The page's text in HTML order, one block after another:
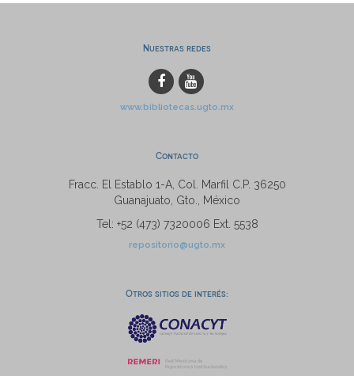
Nuestras redes
www.bibliotecas.ugto.mx
Contacto
Fracc. El Establo 1-A, Col. Marfil C.P. 36250
Guanajuato, Gto., México
Tel: +52 (473) 7320006 Ext. 5538
repositorio@ugto.mx
Otros sitios de interés: